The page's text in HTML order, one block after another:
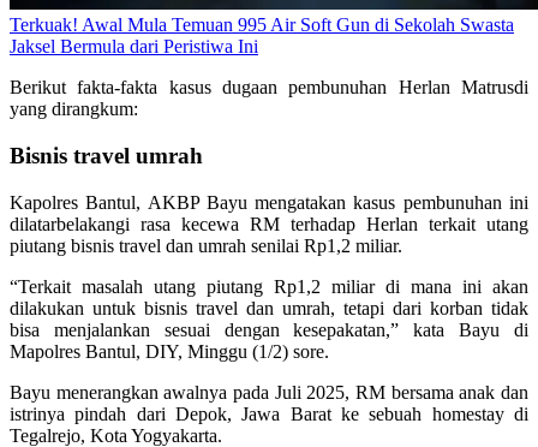
Terkuak! Awal Mula Temuan 995 Air Soft Gun di Sekolah Swasta
Jaksel Bermula dari Peristiwa Ini
Berikut fakta-fakta kasus dugaan pembunuhan Herlan Matrusdi
yang dirangkum:
Bisnis travel umrah
Kapolres Bantul, AKBP Bayu mengatakan kasus pembunuhan ini
dilatarbelakangi rasa kecewa RM terhadap Herlan terkait utang
piutang bisnis travel dan umrah senilai Rp1,2 miliar.
“Terkait masalah utang piutang Rp1,2 miliar di mana ini akan
dilakukan untuk bisnis travel dan umrah, tetapi dari korban tidak
bisa menjalankan sesuai dengan kesepakatan,” kata Bayu di
Mapolres Bantul, DIY, Minggu (1/2) sore.
Bayu menerangkan awalnya pada Juli 2025, RM bersama anak dan
istrinya pindah dari Depok, Jawa Barat ke sebuah homestay di
Tegalrejo, Kota Yogyakarta.